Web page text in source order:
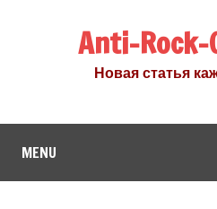
Anti-
Новая статья
MENU